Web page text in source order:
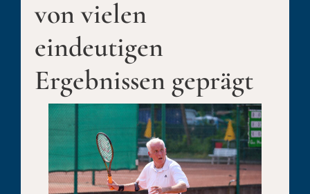
von vielen
eindeutigen
Ergebnissen geprägt